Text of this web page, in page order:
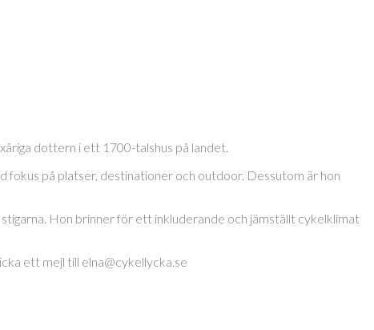
dottern i ett 1700-talshus på landet.
på platser, destinationer och outdoor. Dessutom är hon
Hon brinner för ett inkluderande och jämställt cykelklimat
ett mejl till elna@cykellycka.se